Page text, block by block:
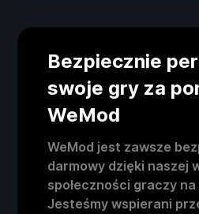
Bezpiecznie
swoje gry za
WeMod
WeMod jest zawsze
darmowy dzięki naszej
społeczności graczy na
Jesteśmy wspierani